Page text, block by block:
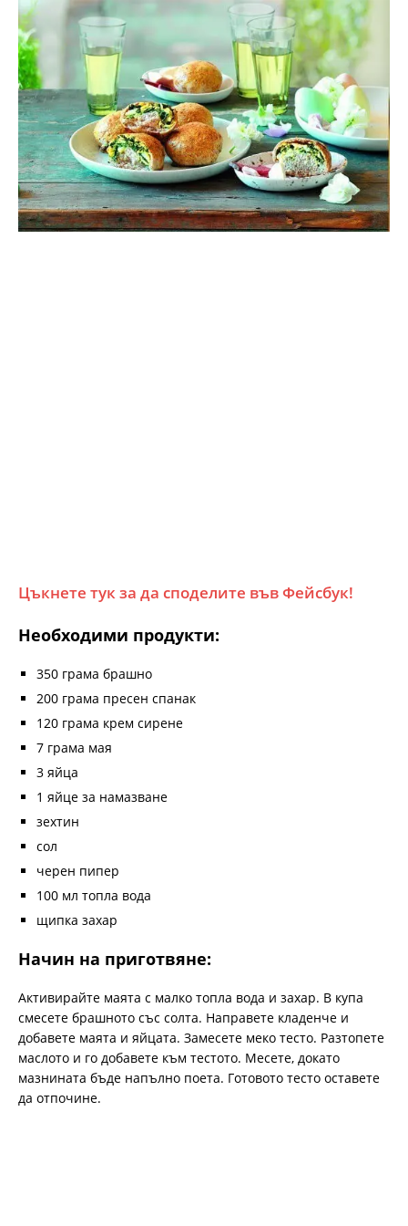
Цъкнете тук за да споделите във Фейсбук!
Необходими продукти:
350 грама брашно
200 грама пресен спанак
120 грама крем сирене
7 грама мая
3 яйца
1 яйце за намазване
зехтин
сол
черен пипер
100 мл топла вода
щипка захар
Начин на приготвяне:
Активирайте маята с малко топла вода и захар. В купа
смесете брашното със солта. Направете кладенче и
добавете маята и яйцата. Замесете меко тесто. Разтопете
маслото и го добавете към тестото. Месете, докато
мазнината бъде напълно поета. Готовото тесто оставете
да отпочине.